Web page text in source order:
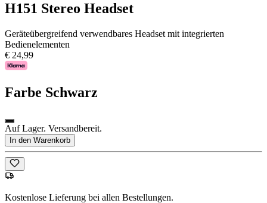
H151 Stereo Headset
Geräteübergreifend verwendbares Headset mit integrierten
Bedienelementen
€ 24,99
Farbe Schwarz
Auf Lager. Versandbereit.
In den Warenkorb
Kostenlose Lieferung bei allen Bestellungen.